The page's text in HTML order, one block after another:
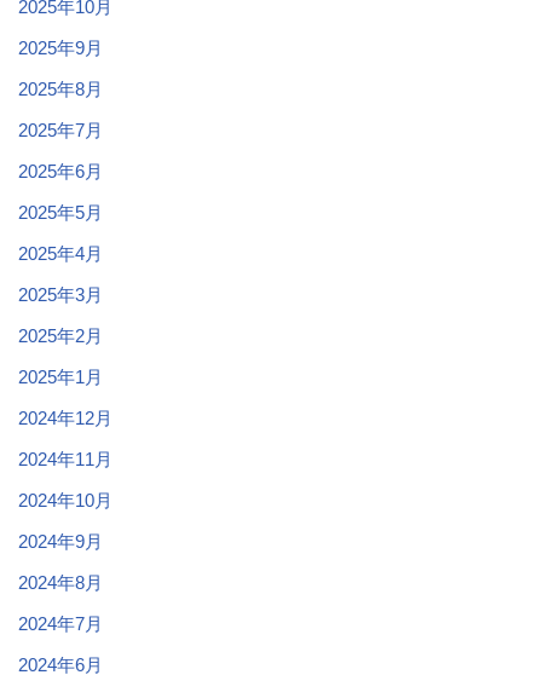
2025年10月
2025年9月
2025年8月
2025年7月
2025年6月
2025年5月
2025年4月
2025年3月
2025年2月
2025年1月
2024年12月
2024年11月
2024年10月
2024年9月
2024年8月
2024年7月
2024年6月